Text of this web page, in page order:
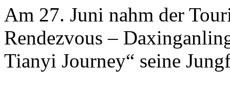
Am 27. Juni nahm der
Rendezvous –
Tianyi Journey“ seine